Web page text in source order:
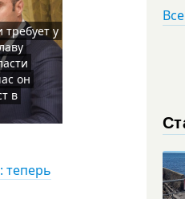
требует у
он
в
теперь